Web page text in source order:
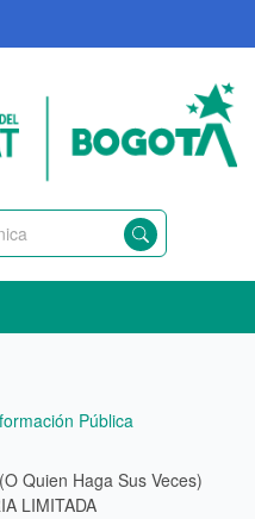
Pública
Quien Haga Sus Veces)
LIMITADA